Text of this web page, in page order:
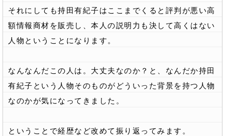
それにしても持田有紀子はここまでくると評判が悪い高
額情報商材を販売し、本人の説明力も決して高くはない
人物ということになります。
なんなんだこの人は。大丈夫なのか？と、なんだか持田
有紀子という人物そのものがどういった背景を持つ人物
なのかが気になってきました。
ということで経歴など改めて振り返ってみます。